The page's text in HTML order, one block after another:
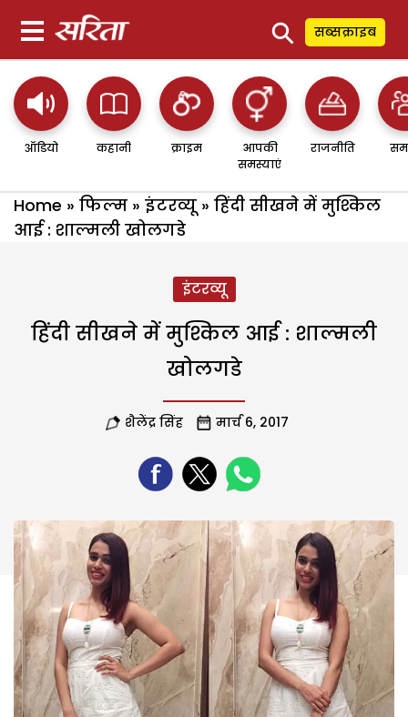
⚲ सब्सक्राइब
ऑडियो कहानी क्राइम
आपकी
समस्याएं
राजनीति
Home » फिल्म » इंटरव्यू» हिंदी सीखने में मुश्किल
आई : शाल्मली खोलगडे
इंटरव्यू
हिंदी सीखने में मुश्किल आई : शाल्मली
खोलगडे
शैलेंद्र सिंह मार्च 6, 2017